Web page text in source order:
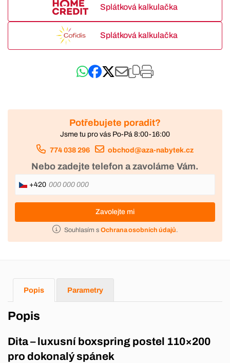
Splátková kalkulačka
Splátková kalkulačka
Potřebujete poradit?
Jsme tu pro vás Po-Pá 8:00-16:00
774 038 296 obchod@aza-nabytek.cz
Nebo zadejte telefon a zavoláme Vám.
+420
Zavolejte mi
Souhlasím s Ochrana osobních údajů.
Popis Parametry
Popis
Dita – luxusní boxspring postel 110×200
pro dokonalý spánek